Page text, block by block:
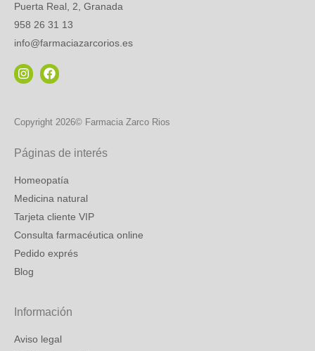
Puerta Real, 2, Granada
958 26 31 13
info@farmaciazarcorios.es
Copyright 2026© Farmacia Zarco Rios
Páginas de interés
Homeopatía
Medicina natural
Tarjeta cliente VIP
Consulta farmacéutica online
Pedido exprés
Blog
Información
Aviso legal